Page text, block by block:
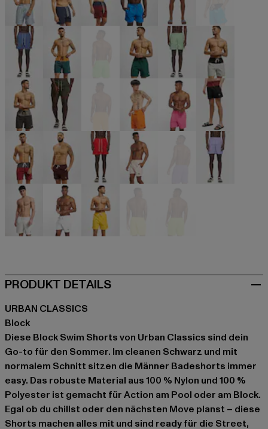
blau blau blau blau blau
blau grün grün grün grau
grau olive orange orange rot
rot rot rot
PRODUKT DETAILS
URBAN CLASSICS
Block
Diese Block Swim Shorts von Urban Classics sind dein
Go-to für den Sommer. Im cleanen Schwarz und mit
normalem Schnitt sitzen die Männer Badeshorts immer
easy. Das robuste Material aus 100 % Nylon und 100 %
Polyester ist gemacht für Action am Pool oder am Block.
Egal ob du chillst oder den nächsten Move planst – diese
Shorts machen alles mit und sind ready für die Street,